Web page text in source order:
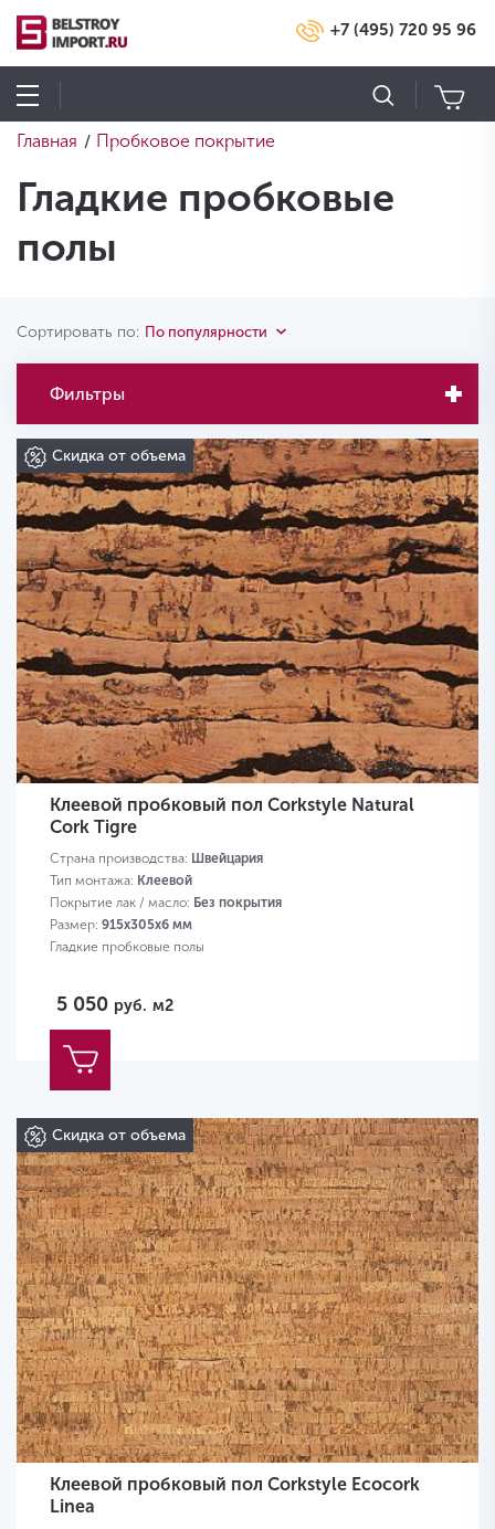
+7 (495) 720 95 96
Главная / Пробковое покрытие
Гладкие пробковые
полы
Сортировать по: По популярности
Фильтры
Скидка от объема
Клеевой пробковый пол Corkstyle Natural
Cork Tigre
Страна производства: Швейцария
Тип монтажа: Клеевой
Покрытие лак / масло: Без покрытия
Размер: 915х305х6 мм
Гладкие пробковые полы
5 050 руб. м2
Скидка от объема
Клеевой пробковый пол Corkstyle Ecocork
Linea